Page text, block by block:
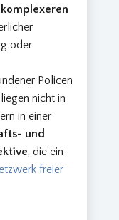
oder
Policen
nicht in
in einer
und
, die ein
freier